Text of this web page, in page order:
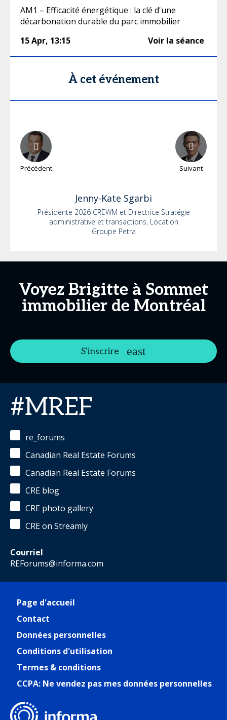
AM1 – Efficacité énergétique : la clé d'une
décarbonation durable du parc immobilier
15 Apr, 13:15 Voir la séance
À cet événement
Précédent Suivant
Jenny-Kate Sgarbi
Présidente 2026 CREWM et Directrice Stratégie
administrative et transactions, Location
Groupe Petra
Voyez Brigitte à Sommet
immobilier de Montréal
S'inscrire
#MREF
re_forums
Canadian Real Estate Forums
Canadian Real Estate Forums
CRE blog
CRE photo gallery
CRE on Streamly
Courriel
REForums@informa.com
Page d'accueil
Contact
Données personnelles
Conditions d'utilisation
Termes & conditions
CCPA: Ne vendez pas mes données personnelles